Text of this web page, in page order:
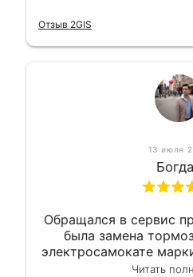
гарантии, поэтому и
Отзыв 2GIS
13 июля
Обращался в сервис
была замена
электросамокате
сделали в лучшем
Читать